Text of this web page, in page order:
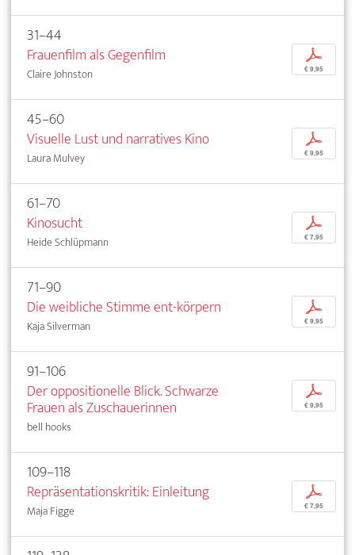
31–44
Frauenfilm als Gegenfilm
Claire Johnston
p
€ 9,95
45–60
Visuelle Lust und narratives Kino
Laura Mulvey
p
€ 9,95
61–70
Kinosucht
Heide Schlüpmann
p
€ 7,95
71–90
Die weibliche Stimme ent-körpern
Kaja Silverman
p
€ 9,95
91–106
Der oppositionelle Blick. Schwarze
Frauen als Zuschauerinnen
bell hooks
p
€ 9,95
109–118
Repräsentationskritik: Einleitung
Maja Figge
p
€ 7,95